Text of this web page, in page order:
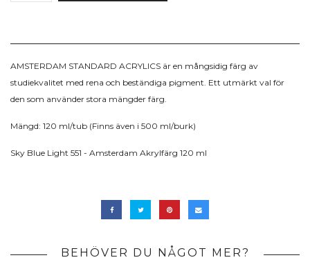
AMSTERDAM STANDARD ACRYLICS är en mångsidig färg av
studiekvalitet med rena och beständiga pigment. Ett utmärkt val för
den som använder stora mängder färg.
Mängd: 120 ml/tub (Finns även i 500 ml/burk)
Sky Blue Light 551 - Amsterdam Akrylfärg 120 ml
BEHÖVER DU NÅGOT MER?